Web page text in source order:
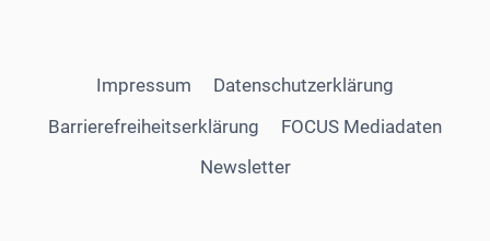
Impressum
Datenschutzerklärung
Barrierefreiheitserklärung
FOCUS Mediadaten
Newsletter